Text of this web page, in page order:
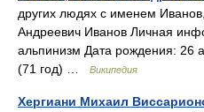
других людях с именем
Андреевич Иванов Личная
альпинизм Дата рождения: 26
(71 год) …
Википедия
Хергиани Михаил